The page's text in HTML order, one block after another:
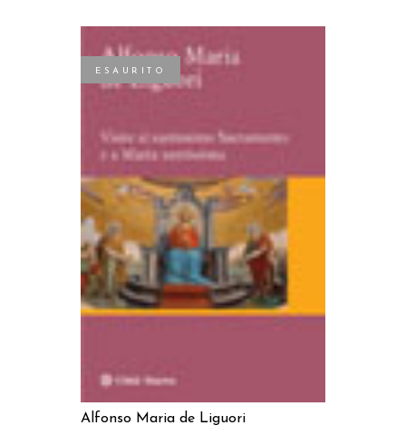
ESAURITO
LEGGI TUTTO
Alfonso Maria de Liguori